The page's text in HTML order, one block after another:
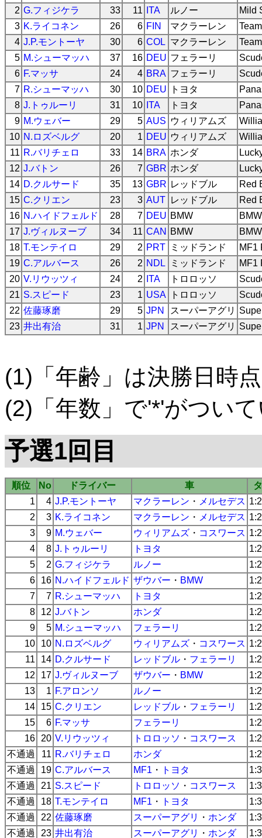
2 G.フィジケラ 33 11 ITA ルノー
Mild
3 K.ライコネン 26 6 FIN マクラーレン
4 J.P.モントーヤ 30 6 COL マクラーレン
5 M.シューマッハ 37 16 DEU フェラーリ
6 F.マッサ 24 4 BRA フェラーリ
7 R.シューマッハ 30 10 DEU トヨタ
8 J.トゥルーリ 31 10 ITA トヨタ
9 M.ウェバー 29 5 AUS ウィリアムズ
10 N.ロズベルグ 20 1 DEU ウィリアムズ
11 R.バリチェロ 33 14 BRA ホンダ
12 J.バトン 26 7 GBR ホンダ
14 D.クルサード 35 13 GBR レッドブル
Red
15 C.クリエン 23 3 AUT レッドブル
Red
16 N.ハイドフェルド 28 7 DEU BMW
17 J.ヴィルヌーブ 34 11 CAN BMW
18 T.モンテイロ 29 2 PRT ミッドランド
MF1
19 C.アルバース 26 2 NDL ミッドランド
MF1
20 V.リウッツィ 24 2 ITA トロロッソ
21 S.スピード 23 1 USA トロロッソ
22 佐藤琢磨 29 5 JPN スーパーアグリ
23 井出有治 31 1 JPN スーパーアグリ
(1)「年齢」は決勝日時点
(2)「年数」で'*'がつい
予選1回目
順位 No ドライバー 車
1
4 J.P.モントーヤ マクラーレン ・ メルセデス
2
3 K.ライコネン マクラーレン ・ メルセデス
3
9 M.ウェバー ウィリアムズ ・ コスワース
4
8 J.トゥルーリ トヨタ
5
2 G.フィジケラ ルノー
6
16 N.ハイドフェルド ザウバー ・ BMW
7
7 R.シューマッハ トヨタ
8
12 J.バトン ホンダ
9
5 M.シューマッハ フェラーリ
10
10 N.ロズベルグ ウィリアムズ ・ コスワース
11
14 D.クルサード レッドブル ・ フェラーリ
12
17 J.ヴィルヌーブ ザウバー ・ BMW
13
1 F.アロンソ ルノー
14
15 C.クリエン レッドブル ・ フェラーリ
15
6 F.マッサ フェラーリ
16
20 V.リウッツィ トロロッソ ・ コスワース
不通過
11 R.バリチェロ ホンダ
不通過
19 C.アルバース MF1 ・ トヨタ
不通過
21 S.スピード トロロッソ ・ コスワース
不通過
18 T.モンテイロ MF1 ・ トヨタ
不通過
22 佐藤琢磨 スーパーアグリ ・ ホンダ
不通過
23 井出有治 スーパーアグリ ・ ホンダ